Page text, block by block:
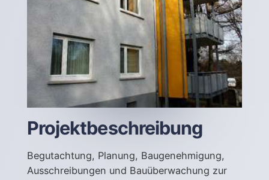
Projektbeschreibung
Begutachtung, Planung, Baugenehmigung,
Ausschreibungen und Bauüberwachung zur